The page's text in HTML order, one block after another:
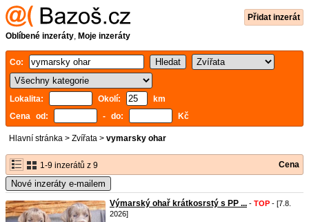
Přidat inzerát
Oblíbené inzeráty, Moje inzeráty
Co:
Lokalita: Okolí:
km
Cena od:
- do: Kč
Hlavní stránka > Zvířata > vymarsky ohar
1-9 inzerátů z 9 Cena
Nové inzeráty e-mailem
Výmarský ohař krátkosrstý s PP ... - TOP - [7.8.
2026]